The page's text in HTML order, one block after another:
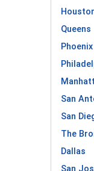
Queens
Phoenix
San
San
The
Dallas
San